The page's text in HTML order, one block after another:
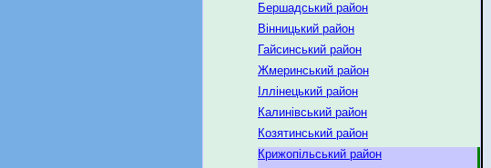
Бершадський район
Вінницький район
Гайсинський район
Жмеринський район
Іллінецький район
Калинівський район
Козятинський район
Крижопільський район